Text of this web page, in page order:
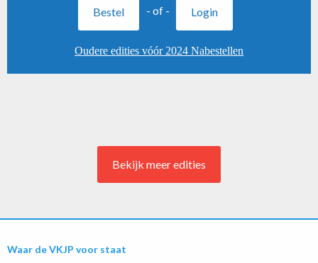
Bestel - of - Login
Oudere edities vóór 2024 Nabestellen
Bekijk meer edities
Waar de VKJP voor staat